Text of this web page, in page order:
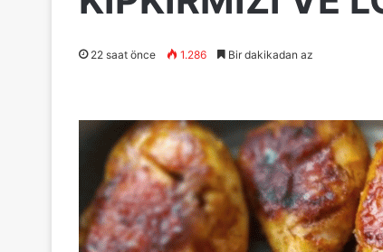
22 saat önce 1.286 Bir dakikadan az